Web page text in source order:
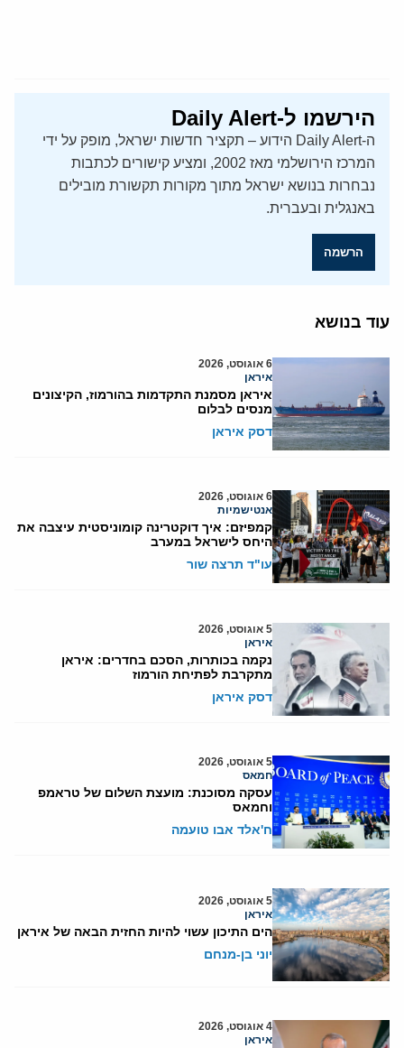
הירשמו ל-Daily Alert
ה-Daily Alert הידוע – תקציר חדשות ישראל, מופק על ידי
המרכז הירושלמי מאז 2002, ומציע קישורים לכתבות
נבחרות בנושא ישראל מתוך מקורות תקשורת מובילים
באנגלית ובעברית.
הרשמה
עוד בנושא
6 אוגוסט, 2026
איראן
איראן מסמנת התקדמות בהורמוז, הקיצונים
מנסים לבלום
דסק איראן
6 אוגוסט, 2026
אנטישמיות
קמפיזם: איך דוקטרינה קומוניסטית עיצבה את
היחס לישראל במערב
עו"ד תרצה שור
5 אוגוסט, 2026
איראן
נקמה בכותרות, הסכם בחדרים: איראן
מתקרבת לפתיחת הורמוז
דסק איראן
5 אוגוסט, 2026
חמאס
עסקה מסוכנת: מועצת השלום של טראמפ
וחמאס
ח'אלד אבו טועמה
5 אוגוסט, 2026
איראן
הים התיכון עשוי להיות החזית הבאה של איראן
יוני בן-מנחם
4 אוגוסט, 2026
איראן